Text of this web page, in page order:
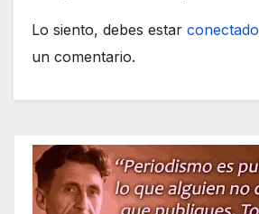
Lo siento, debes estar conectado
un comentario.